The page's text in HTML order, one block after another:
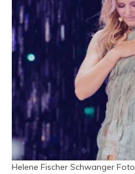
Helene Fischer Schwanger Foto